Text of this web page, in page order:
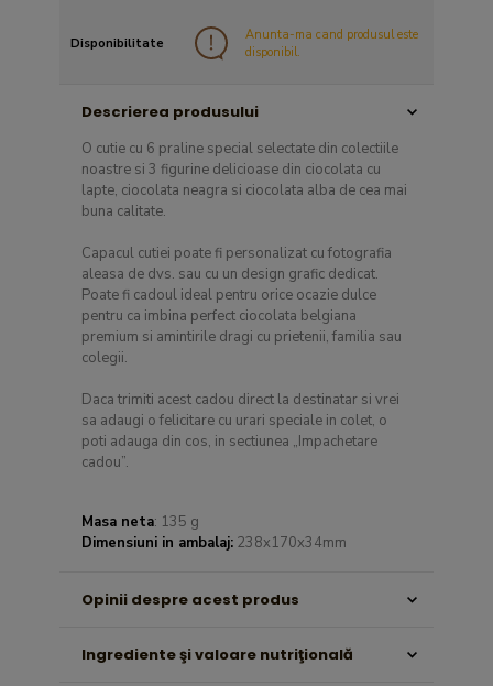
Disponibilitate
Anunta-ma cand produsul este
disponibil.
Descrierea produsului
O cutie cu 6 praline special selectate din colectiile
noastre si 3 figurine delicioase din ciocolata cu
lapte, ciocolata neagra si ciocolata alba de cea mai
buna calitate.
Capacul cutiei poate fi personalizat cu fotografia
aleasa de dvs. sau cu un design grafic dedicat.
Poate fi cadoul ideal pentru orice ocazie dulce
pentru ca imbina perfect ciocolata belgiana
premium si amintirile dragi cu prietenii, familia sau
colegii.
Daca trimiti acest cadou direct la destinatar si vrei
sa adaugi o felicitare cu urari speciale in colet, o
poti adauga din cos, in sectiunea „Impachetare
cadou”.
Masa neta: 135 g
Dimensiuni in ambalaj: 238x170x34mm
Opinii despre acest produs
Ingrediente şi valoare nutriţională